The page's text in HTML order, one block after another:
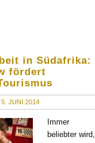
in Südafrika:
fördert
5. JUNI 2014
Immer
beliebter wird,